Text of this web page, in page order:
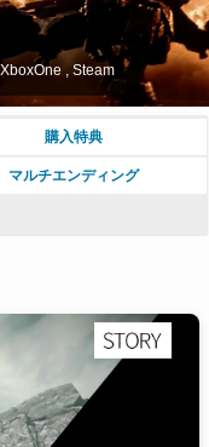
, Steam
購入特典
マルチエンディング